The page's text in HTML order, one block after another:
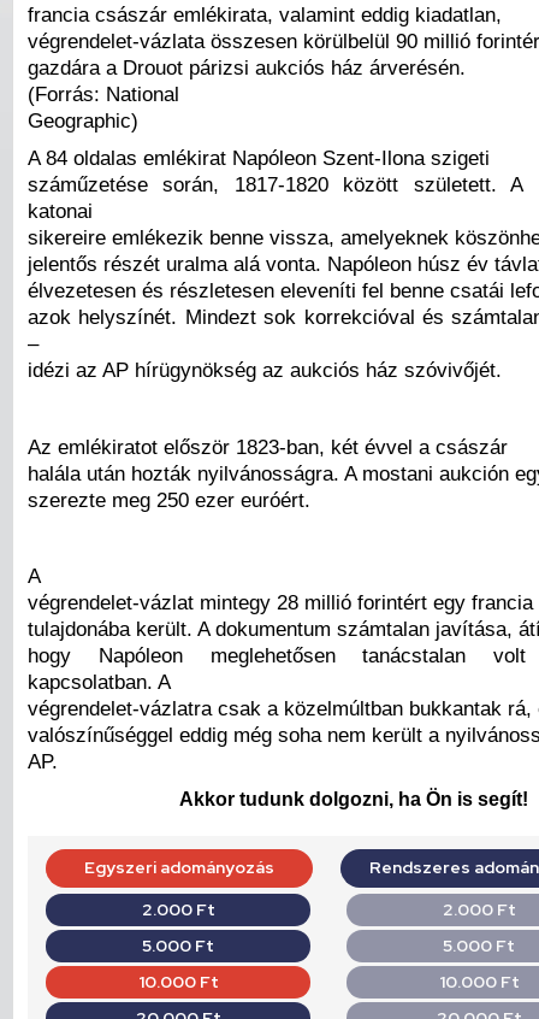
francia császár emlékirata, valamint eddig kiadatlan,
végrendelet-vázlata összesen körülbelül 90 millió
gazdára a Drouot párizsi aukciós ház árverésén.
(Forrás: National
Geographic)
A 84 oldalas emlékirat Napóleon Szent-Ilona szigeti
száműzetése során, 1817-1820 között született. A
katonai
sikereire emlékezik benne vissza, amelyeknek
jelentős részét uralma alá vonta. Napóleon húsz év
élvezetesen és részletesen eleveníti fel benne csatái
azok helyszínét. Mindezt sok korrekcióval és
–
idézi az AP hírügynökség az aukciós ház szóvivőjét.
Az emlékiratot először 1823-ban, két évvel a császár
halála után hozták nyilvánosságra. A mostani aukción
szerezte meg 250 ezer euróért.
A
végrendelet-vázlat mintegy 28 millió forintért egy francia
tulajdonába került. A dokumentum számtalan javítása,
hogy Napóleon meglehetősen tanácstalan volt
kapcsolatban. A
végrendelet-vázlatra csak a közelmúltban bukkantak rá,
valószínűséggel eddig még soha nem került a
AP.
Akkor tudunk dolgozni, ha Ön is segít!